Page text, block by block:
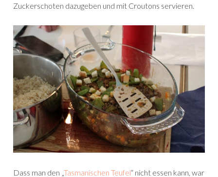
Zuckerschoten dazugeben und mit Croutons servieren.
Dass man den „Tasmanischen Teufel“ nicht essen kann, war